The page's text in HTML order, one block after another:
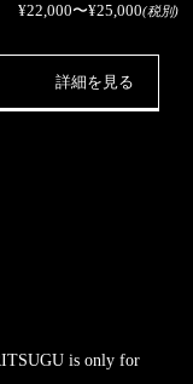
¥22,000〜¥25,000(税別)
詳細を見る
is only for